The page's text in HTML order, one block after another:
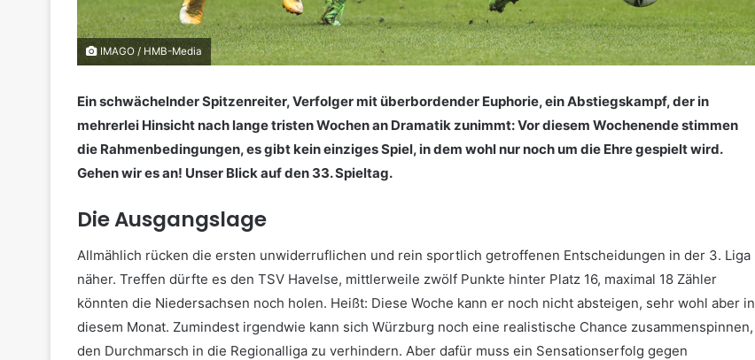
IMAGO / HMB-Media
Ein schwächelnder Spitzenreiter, Verfolger mit überbordender Euphorie, ein Abstiegskampf, der in
mehrerlei Hinsicht nach lange tristen Wochen an Dramatik zunimmt: Vor diesem Wochenende stimmen
die Rahmenbedingungen, es gibt kein einziges Spiel, in dem wohl nur noch um die Ehre gespielt wird.
Gehen wir es an! Unser Blick auf den 33. Spieltag.
Die Ausgangslage
Allmählich rücken die ersten unwiderruflichen und rein sportlich getroffenen Entscheidungen in der 3. Liga
näher. Treffen dürfte es den TSV Havelse, mittlerweile zwölf Punkte hinter Platz 16, maximal 18 Zähler
könnten die Niedersachsen noch holen. Heißt: Diese Woche kann er noch nicht absteigen, sehr wohl aber in
diesem Monat. Zumindest irgendwie kann sich Würzburg noch eine realistische Chance zusammenspinnen,
den Durchmarsch in die Regionalliga zu verhindern. Aber dafür muss ein Sensationserfolg gegen